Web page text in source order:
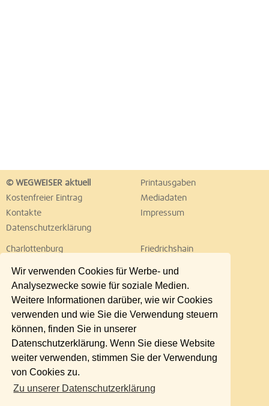
Wir verwenden Cookies für Werbe- und
Analysezwecke sowie für soziale Medien.
Weitere Informationen darüber, wie wir Cookies
verwenden und wie Sie die Verwendung steuern
können, finden Sie in unserer
Datenschutzerklärung. Wenn Sie diese Website
weiter verwenden, stimmen Sie der Verwendung
von Cookies zu.
Zu unserer Datenschutzerklärung
© WEGWEISER aktuell
Printausgaben
Kostenfreier Eintrag
Mediadaten
Kontakte
Impressum
Datenschutzerklärung
Charlottenburg
Friedrichshain
Lichtenberg
Marzahn
Neukölln
Pankow
Reinickendorf
Schöneberg
Spandau
Steglitz
Tempelhof
Treptow
Umland Ost